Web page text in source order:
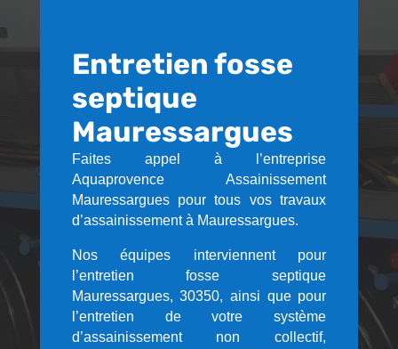
Entretien fosse
septique
Mauressargues
Faites appel à l’entreprise
Aquaprovence Assainissement
Mauressargues pour tous vos travaux
d’assainissement à Mauressargues.
Nos équipes interviennent pour
l’entretien fosse septique
Mauressargues, 30350, ainsi que pour
l’entretien de votre système
d’assainissement non collectif,